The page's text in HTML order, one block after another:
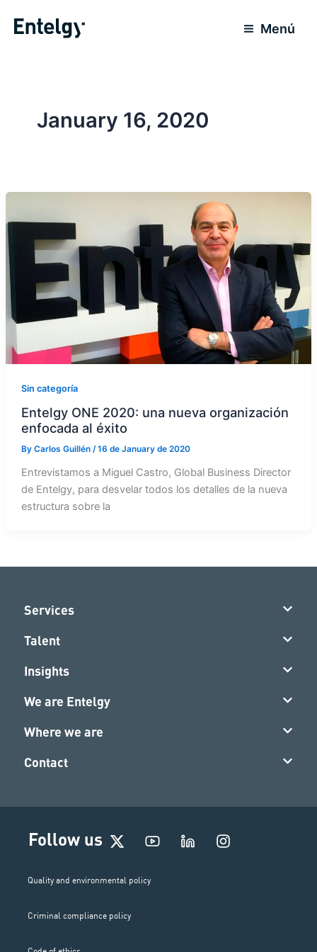
Menú
January 16, 2020
Sin categoría
Entelgy ONE 2020: una nueva organización
enfocada al éxito
By Carlos Guillén /16 de January de 2020
Entrevistamos a Miguel Castro, Global Business Director
de Entelgy, para desvelar todos los detalles de la nueva
estructura sobre la
Services
Talent
Insights
We are Entelgy
Where we are
Contact
Follow us
I
n
Quality and environmental policy
Criminal compliance policy